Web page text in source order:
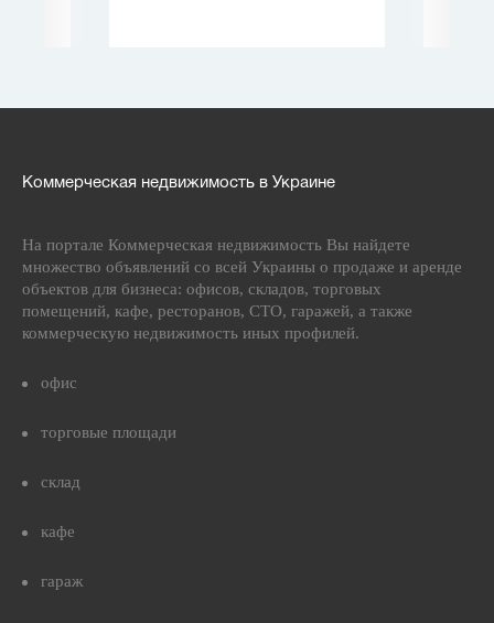
Коммерческая недвижимость в Украине
На портале Коммерческая недвижимость Вы найдете
множество объявлений со всей Украины о продаже и аренде
объектов для бизнеса: офисов, складов, торговых
помещений, кафе, ресторанов, СТО, гаражей, а также
коммерческую недвижимость иных профилей.
офис
торговые площади
склад
кафе
гараж